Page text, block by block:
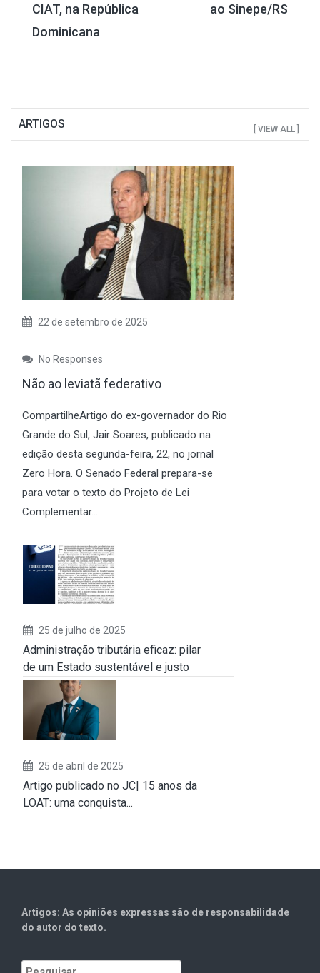
CIAT, na República
Dominicana
ao Sinepe/RS
ARTIGOS [ VIEW ALL ]
22 de setembro de 2025
No Responses
Não ao leviatã federativo
CompartilheArtigo do ex-governador do Rio
Grande do Sul, Jair Soares, publicado na
edição desta segunda-feira, 22, no jornal
Zero Hora. O Senado Federal prepara-se
para votar o texto do Projeto de Lei
Complementar...
25 de julho de 2025
Administração tributária eficaz: pilar
de um Estado sustentável e justo
25 de abril de 2025
Artigo publicado no JC| 15 anos da
LOAT: uma conquista...
Artigos: As opiniões expressas são de responsabilidade
do autor do texto.
Pesquisar